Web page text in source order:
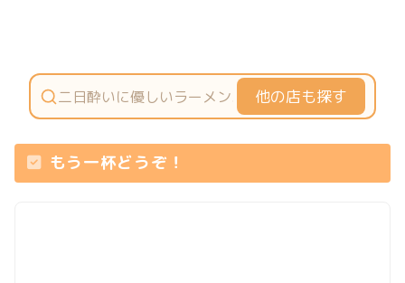
他の店も探す
もう一杯どうぞ！